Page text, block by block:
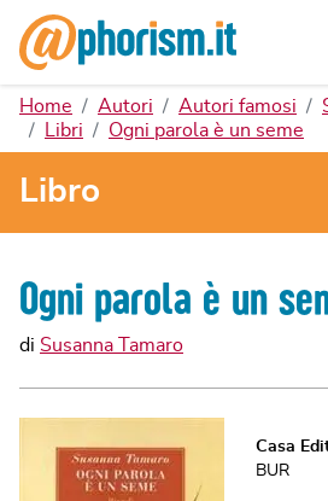
Home Autori Autori famosi
Libri
Ogni parola è un seme
Libro
Ogni parola è un
di Susanna Tamaro
Casa
BUR